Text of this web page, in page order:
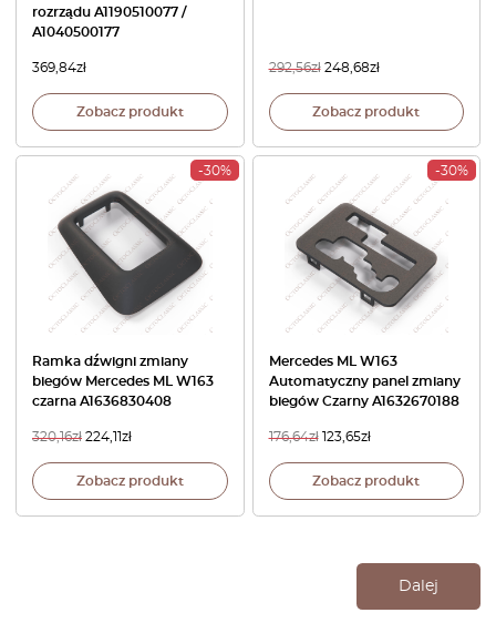
rozrządu A1190510077 /
A1040500177
369,84zł
Zobacz produkt
292,56zł 248,68zł
Zobacz produkt
-30%
Ramka dźwigni zmiany
biegów Mercedes ML W163
czarna A1636830408
320,16zł 224,11zł
Zobacz produkt
-30%
Mercedes ML W163
Automatyczny panel zmiany
biegów Czarny A1632670188
176,64zł 123,65zł
Zobacz produkt
Dalej